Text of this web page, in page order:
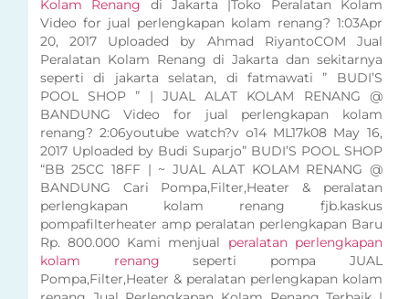
Kolam Renang di Jakarta |Toko Peralatan Kolam
Video for jual perlengkapan kolam renang? 1:03Apr
20, 2017 Uploaded by Ahmad RiyantoCOM Jual
Peralatan Kolam Renang di Jakarta dan sekitarnya
seperti di jakarta selatan, di fatmawati ” BUDI’S
POOL SHOP ” | JUAL ALAT KOLAM RENANG @
BANDUNG Video for jual perlengkapan kolam
renang? 2:06youtube watch?v o14 ML17k08 May 16,
2017 Uploaded by Budi Suparjo” BUDI’S POOL SHOP
“BB 25CC 18FF | ~ JUAL ALAT KOLAM RENANG @
BANDUNG Cari Pompa,Filter,Heater & peralatan
perlengkapan kolam renang fjb.kaskus
pompafilterheater amp peralatan perlengkapan Baru
Rp. 800.000 Kami menjual peralatan perlengkapan
kolam renang seperti pompa JUAL
Pompa,Filter,Heater & peralatan perlengkapan kolam